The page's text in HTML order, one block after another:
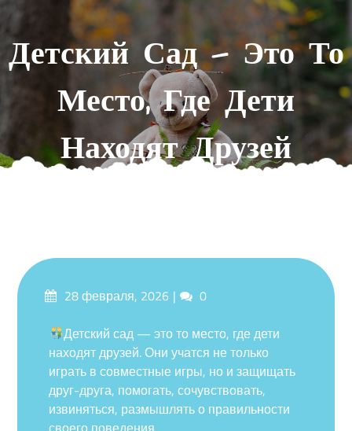
Перейти
содержимому
Детский Сад — Это То
Место, Где Дети
Находят Друзей
Опубликовано
28 февраля, 2026 Комментарии
0
Детский сад — это то место, где дети
находят друзей. Они учатся не только
играть в совместные игры, но и защищать
друг-друга, помогать, сочувствовать,
извиняться, размышлять о правильности